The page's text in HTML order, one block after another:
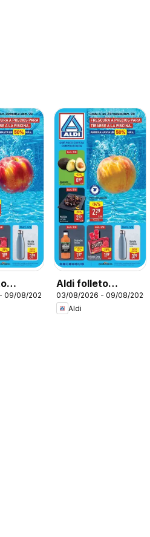
08/2026
Aldi folleto
Baleares
03/08/2026 - 09/08/2026
Aldi